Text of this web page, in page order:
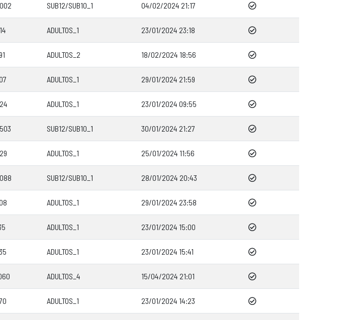
SUB12/SUB10_1 04/02/2024 21:17
ADULTOS_1 23/01/2024 23:18
ADULTOS_2 18/02/2024 18:56
ADULTOS_1 29/01/2024 21:59
ADULTOS_1 23/01/2024 09:55
SUB12/SUB10_1 30/01/2024 21:27
ADULTOS_1 25/01/2024 11:56
SUB12/SUB10_1 28/01/2024 20:43
ADULTOS_1 29/01/2024 23:58
ADULTOS_1 23/01/2024 15:00
ADULTOS_1 23/01/2024 15:41
ADULTOS_4 15/04/2024 21:01
ADULTOS_1 23/01/2024 14:23